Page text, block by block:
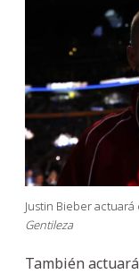
Justin Bieber
Gentileza
También